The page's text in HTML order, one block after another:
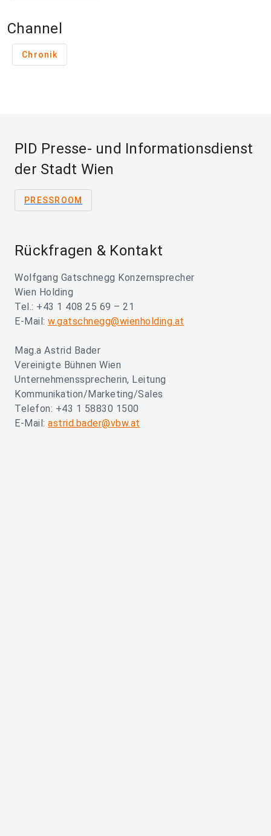
Channel
Chronik
PID Presse- und Informationsdienst
der Stadt Wien
PRESSROOM
Rückfragen & Kontakt
Wolfgang Gatschnegg Konzernsprecher
Wien Holding
Tel.: +43 1 408 25 69 – 21
E-Mail: w.gatschnegg@wienholding.at
Mag.a Astrid Bader
Vereinigte Bühnen Wien
Unternehmenssprecherin, Leitung
Kommunikation/Marketing/Sales
Telefon: +43 1 58830 1500
E-Mail: astrid.bader@vbw.at